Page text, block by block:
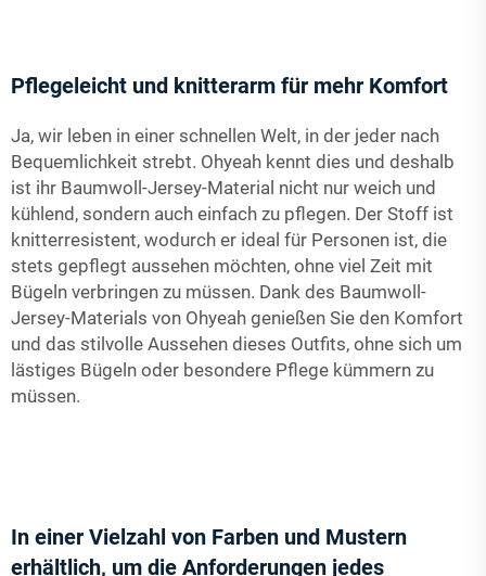
Pflegeleicht und knitterarm für mehr Komfort
Ja, wir leben in einer schnellen Welt, in der jeder nach
Bequemlichkeit strebt. Ohyeah kennt dies und deshalb
ist ihr Baumwoll-Jersey-Material nicht nur weich und
kühlend, sondern auch einfach zu pflegen. Der Stoff ist
knitterresistent, wodurch er ideal für Personen ist, die
stets gepflegt aussehen möchten, ohne viel Zeit mit
Bügeln verbringen zu müssen. Dank des Baumwoll-
Jersey-Materials von Ohyeah genießen Sie den Komfort
und das stilvolle Aussehen dieses Outfits, ohne sich um
lästiges Bügeln oder besondere Pflege kümmern zu
müssen.
In einer Vielzahl von Farben und Mustern
erhältlich, um die Anforderungen jedes